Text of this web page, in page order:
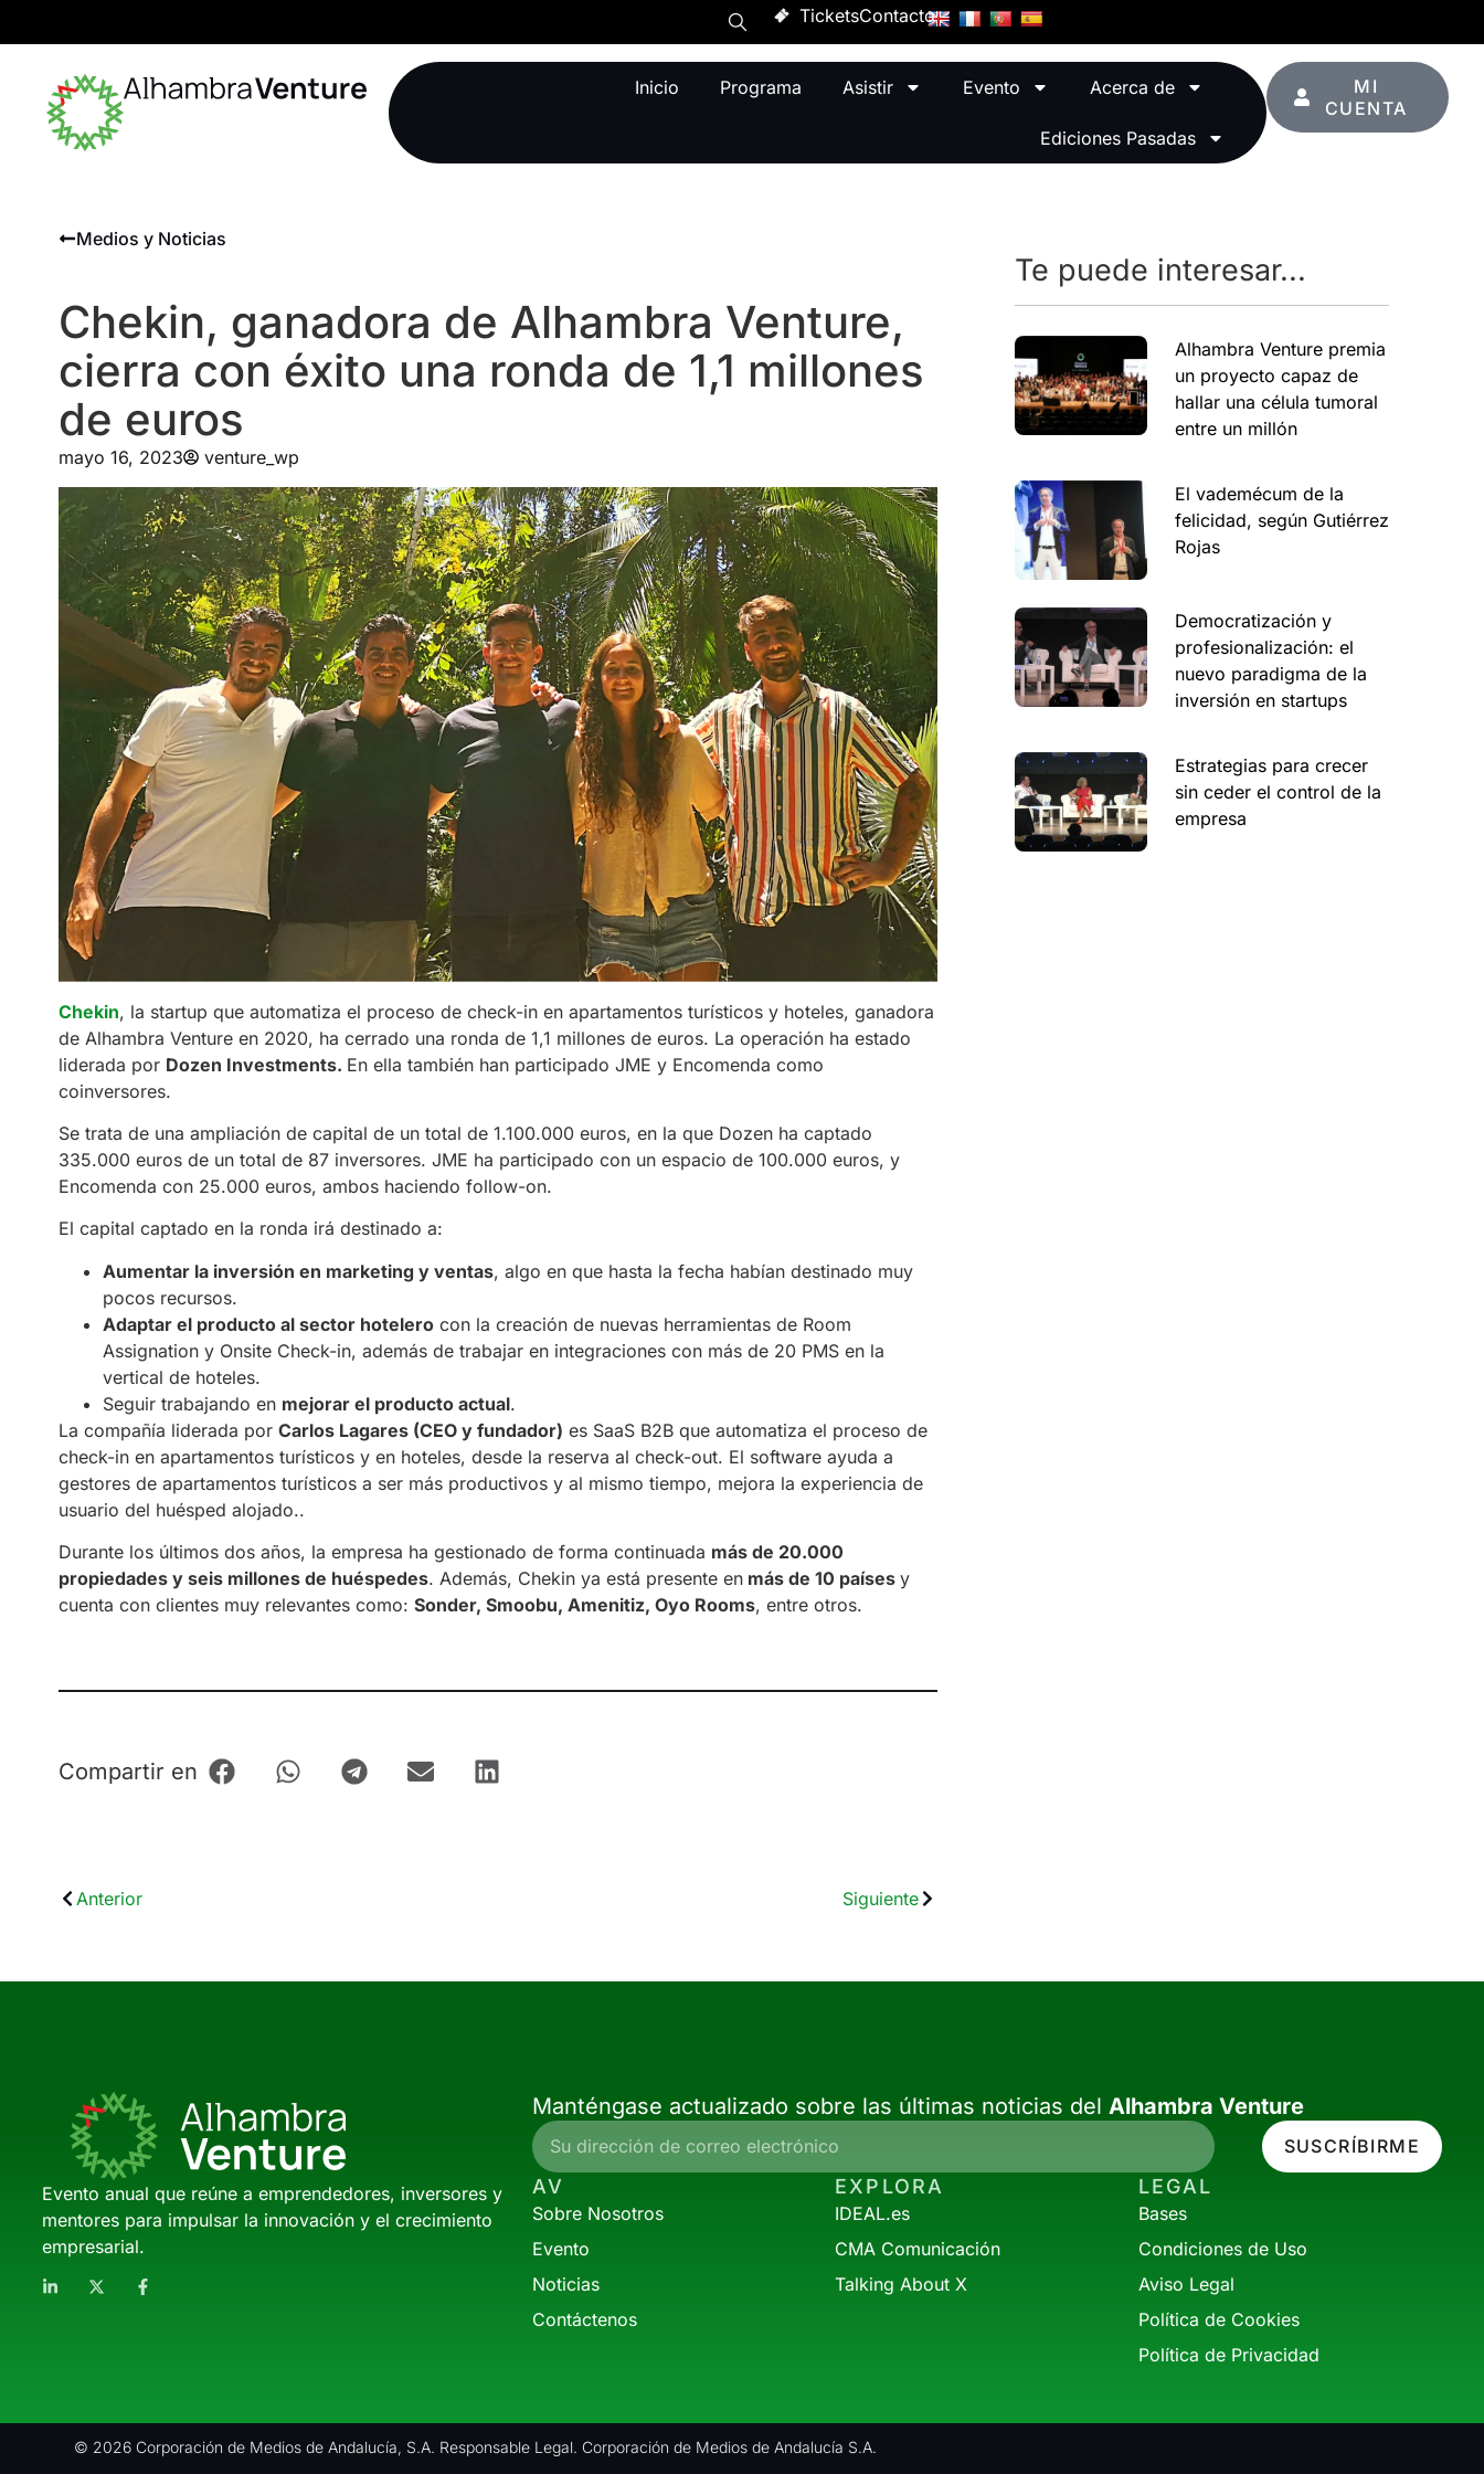
TicketsContacto
Inicio Programa Asistir Evento Acerca de
Ediciones Pasadas
MI
CUENTA
Medios y Noticias
Chekin, ganadora de Alhambra Venture,
cierra con éxito una ronda de 1,1 millones
de euros
mayo 16, 2023 venture_wp
Chekin, la startup que automatiza el proceso de check-in en apartamentos turísticos y hoteles, ganadora
de Alhambra Venture en 2020, ha cerrado una ronda de 1,1 millones de euros. La operación ha estado
liderada por Dozen Investments. En ella también han participado JME y Encomenda como
coinversores.
Se trata de una ampliación de capital de un total de 1.100.000 euros, en la que Dozen ha captado
335.000 euros de un total de 87 inversores. JME ha participado con un espacio de 100.000 euros, y
Encomenda con 25.000 euros, ambos haciendo follow-on.
El capital captado en la ronda irá destinado a:
Aumentar la inversión en marketing y ventas, algo en que hasta la fecha habían destinado muy
pocos recursos.
Adaptar el producto al sector hotelerocon la creación de nuevas herramientas de Room
Assignation y Onsite Check-in, además de trabajar en integraciones con más de 20 PMS en la
vertical de hoteles.
Seguir trabajando en mejorar el producto actual.
La compañía liderada por Carlos Lagares (CEO y fundador) es SaaS B2B que automatiza el proceso de
check-in en apartamentos turísticos y en hoteles, desde la reserva al check-out. El software ayuda a
gestores de apartamentos turísticos a ser más productivos y al mismo tiempo, mejora la experiencia de
usuario del huésped alojado..
Durante los últimos dos años, la empresa ha gestionado de forma continuada más de 20.000
propiedades y seis millones de huéspedes. Además, Chekin ya está presente enmás de 10 países y
cuenta con clientes muy relevantes como: Sonder, Smoobu, Amenitiz, Oyo Rooms, entre otros.
Compartir en
Anterior Siguiente
Te puede interesar...
Alhambra Venture premia
un proyecto capaz de
hallar una célula tumoral
entre un millón
El vademécum de la
felicidad, según Gutiérrez
Rojas
Democratización y
profesionalización: el
nuevo paradigma de la
inversión en startups
Estrategias para crecer
sin ceder el control de la
empresa
Evento anual que reúne a emprendedores, inversores y
mentores para impulsar la innovación y el crecimiento
empresarial.
Manténgase actualizado sobre las últimas noticias del Alhambra Venture
SUSCRÍBIRME
AV
Sobre Nosotros
Evento
Noticias
Contáctenos
EXPLORA
IDEAL.es
CMA Comunicación
Talking About X
LEGAL
Bases
Condiciones de Uso
Aviso Legal
Política de Cookies
Política de Privacidad
© 2026 Corporación de Medios de Andalucía, S.A. Responsable Legal. Corporación de Medios de Andalucía S.A.